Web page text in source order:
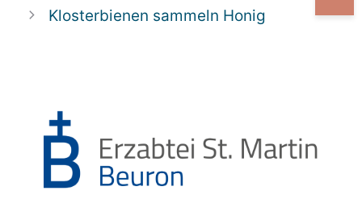
Klosterbienen sammeln Honig